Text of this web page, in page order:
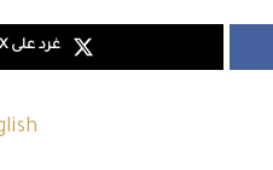
غرد على X